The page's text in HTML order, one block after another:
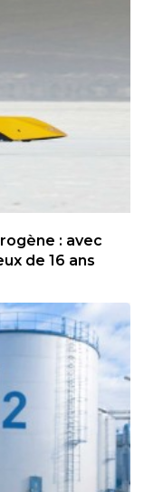
: avec
de 16 ans